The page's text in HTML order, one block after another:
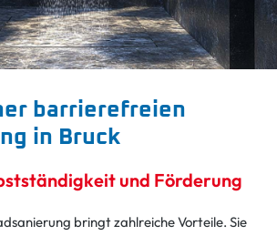
barrierefreien
in Bruck
und Förderung
bringt zahlreiche Vorteile. Sie